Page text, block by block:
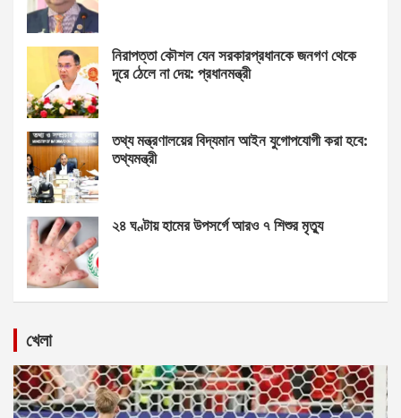
নিরাপত্তা কৌশল যেন সরকারপ্রধানকে জনগণ থেকে
দূরে ঠেলে না দেয়: প্রধানমন্ত্রী
তথ্য মন্ত্রণালয়ের বিদ্যমান আইন যুগোপযোগী করা হবে:
তথ্যমন্ত্রী
২৪ ঘণ্টায় হামের উপসর্গে আরও ৭ শিশুর মৃত্যু
খেলা